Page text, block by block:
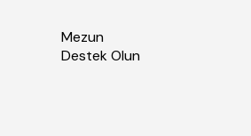
Mezun
Destek Olun